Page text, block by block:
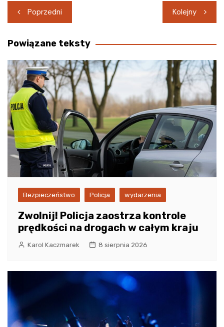
Nawigacja
wpisu
Poprzedni Kolejny
Powiązane teksty
Bezpieczeństwo Policja wydarzenia
Zwolnij! Policja zaostrza kontrole
prędkości na drogach w całym kraju
Karol Kaczmarek 8 sierpnia 2026